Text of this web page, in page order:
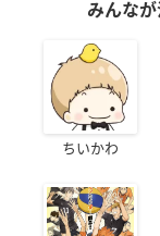
みんな
ちいかわ